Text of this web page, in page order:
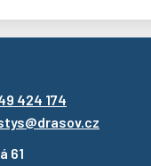
424 174
61